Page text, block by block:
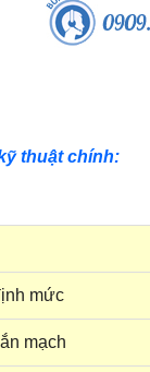
24 module - Model
Ms.Châu
thuật chính:
mức
mạch